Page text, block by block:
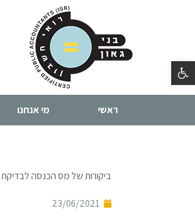
פתח סרגל נגישות
ראשי מי אנחנו
ביקורות של מס הכנסה
23/06/2021